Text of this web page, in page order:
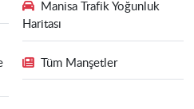
Manisa Trafik Yoğunluk
Haritası
Tüm Manşetler